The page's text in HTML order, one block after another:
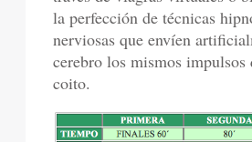
la perfección de técnicas
nerviosas que envíen
cerebro los mismos impulsos
coito.